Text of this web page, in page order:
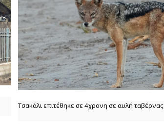
Τσακάλι επιτέθηκε σε 4χρονη σε αυλή ταβέρνας